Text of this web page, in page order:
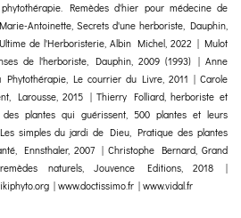
Remèdes d'hier pour médecine de
Antoinette, Secrets d'une herboriste, Dauphin,
de l'Herboristerie, Albin Michel, 2022 | Mulot
de l'herboriste, Dauphin, 2009 (1993) | Anne
Le courrier du Livre, 2011 | Carole
Larousse, 2015 | Thierry Folliard, herboriste et
plantes qui guérissent, 500 plantes et leurs
simples du jardi de Dieu, Pratique des plantes
Ennsthaler, 2007 | Christophe Bernard, Grand
naturels, Jouvence Editions, 2018 |
| www.doctissimo.fr | www.vidal.fr